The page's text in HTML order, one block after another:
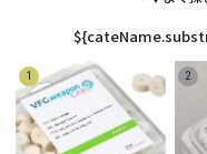
ト
に入り